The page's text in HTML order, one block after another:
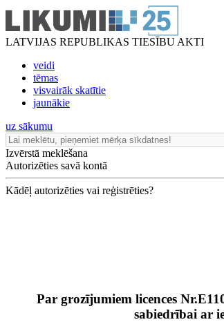
LATVIJAS REPUBLIKAS TIESĪBU AKTI
veidi
tēmas
visvairāk skatītie
jaunākie
uz sākumu
Izvērstā meklēšana
Autorizēties savā kontā
Kādēļ autorizēties vai reģistrēties?
Par grozījumiem licences
sabiedrībai ar